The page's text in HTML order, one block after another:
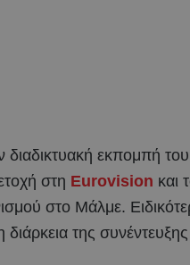
διαδικτυακή εκπομπή του
στη Eurovision και
στο Μάλμε.
της